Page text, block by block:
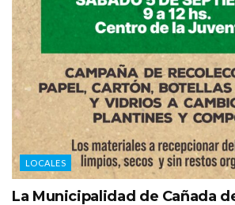
LOCALES
La Municipalidad de Cañada